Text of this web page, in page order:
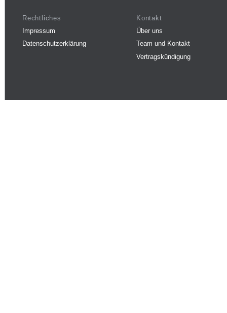
Rechtliches
Impressum
Datenschutzerklärung
Kontakt
Über uns
Team und Kontakt
Vertragskündigung